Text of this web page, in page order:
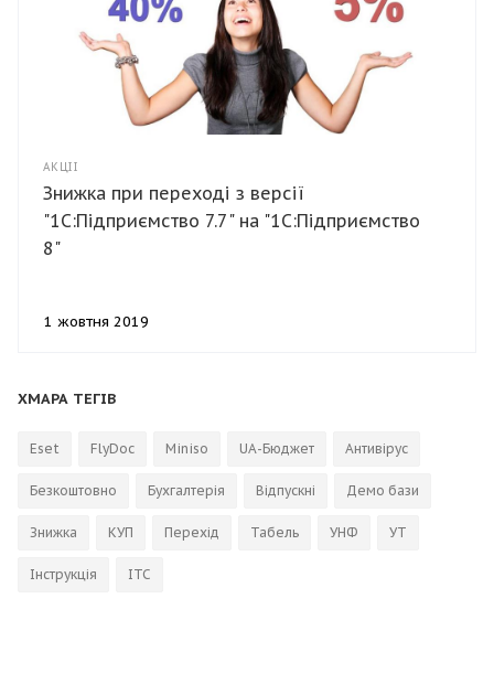
АКЦІЇ
Знижка при переході з версії
"1С:Підприємство 7.7" на "1С:Підприємство
8"
1 жовтня 2019
ХМАРА ТЕГІВ
Eset FlyDoc Miniso UA-Бюджет Антивірус
Безкоштовно Бухгалтерія Відпускні Демо бази
Знижка КУП Перехід Табель УНФ УТ
Інструкція ІТС